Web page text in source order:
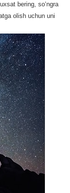
bering, so‘ngra
olish uchun uni